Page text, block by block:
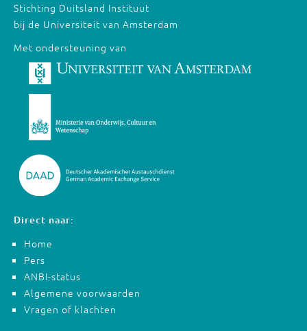
Stichting Duitsland Instituut
bij de Universiteit van Amsterdam
Met ondersteuning van
Direct naar:
Home
Pers
ANBI-status
Algemene voorwaarden
Vragen of klachten